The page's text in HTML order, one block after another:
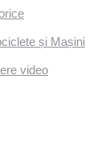
și Mașini
video